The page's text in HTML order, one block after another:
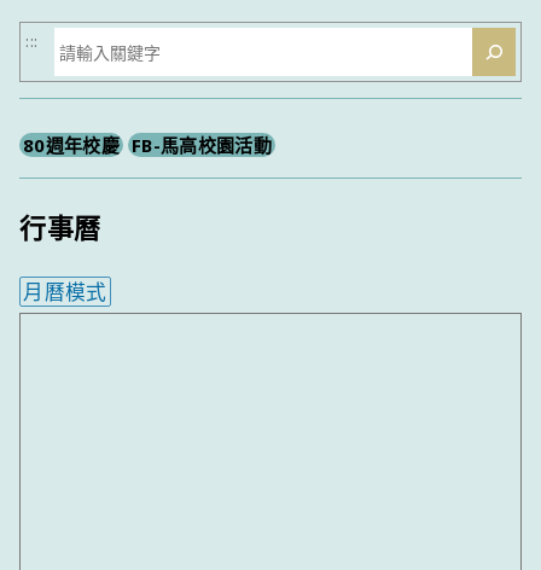
搜
尋
:::
80週年校慶 FB-馬高校園活動
行事曆
月曆模式